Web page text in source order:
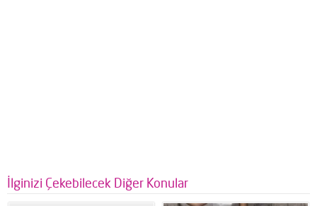
İlginizi Çekebilecek Diğer Konular